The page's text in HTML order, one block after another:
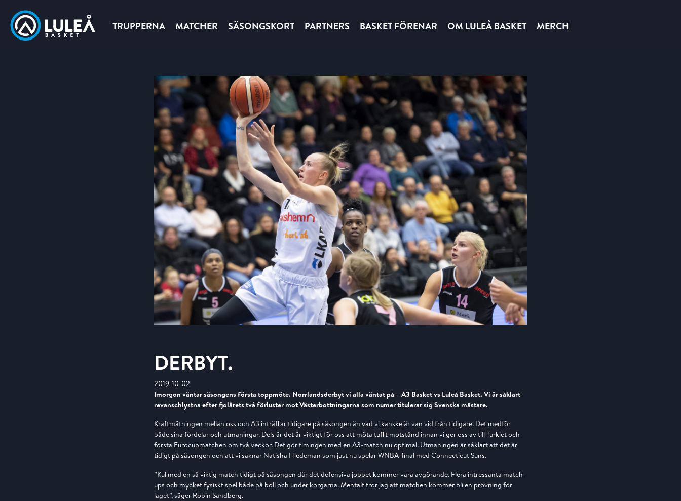
TRUPPERNA MATCHER SÄSONGSKORT PARTNERS BASKET FÖRENAR OM LULEÅ BASKET MERCH
DERBYT.
2019-10-02
Imorgon väntar säsongens första toppmöte. Norrlandsderbyt vi alla väntat på – A3 Basket vs Luleå Basket. Vi är såklart
revanschlystna efter fjolårets två förluster mot Västerbottningarna som numer titulerar sig Svenska mästare.
Kraftmätningen mellan oss och A3 inträffar tidigare på säsongen än vad vi kanske är van vid från tidigare. Det medför
både sina fördelar och utmaningar. Dels är det är viktigt för oss att möta tufft motstånd innan vi ger oss av till Turkiet och
första Eurocupmatchen om två veckor. Det gör timingen med en A3-match nu optimal. Utmaningen är såklart att det är
tidigt på säsongen och att vi saknar Natisha Hiedeman som just nu spelar WNBA-final med Connecticut Suns.
”Kul med en så viktig match tidigt på säsongen där det defensiva jobbet kommer vara avgörande. Flera intressanta match-
ups och mycket fysiskt spel både på boll och under korgarna. Mentalt tror jag att matchen kommer bli en prövning för
laget”, säger Robin Sandberg.